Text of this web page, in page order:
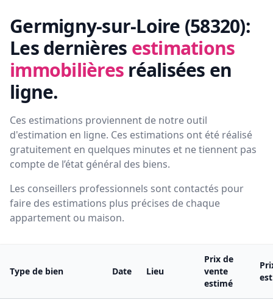
Germigny-sur-Loire (58320):
Les dernières estimations
immobilières réalisées en
ligne.
Ces estimations proviennent de notre outil
d'estimation en ligne. Ces estimations ont été réalisé
gratuitement en quelques minutes et ne tiennent pas
compte de l’état général des biens.
Les conseillers professionnels sont contactés pour
faire des estimations plus précises de chaque
appartement ou maison.
Type de bien Date Lieu
Prix de
vente
estimé